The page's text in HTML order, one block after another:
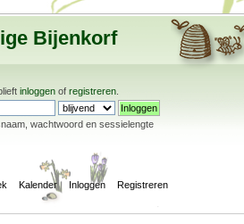
Bijenkorf
inloggen of registreren
wachtwoord en sessielengte
Kalender Inloggen Registreren